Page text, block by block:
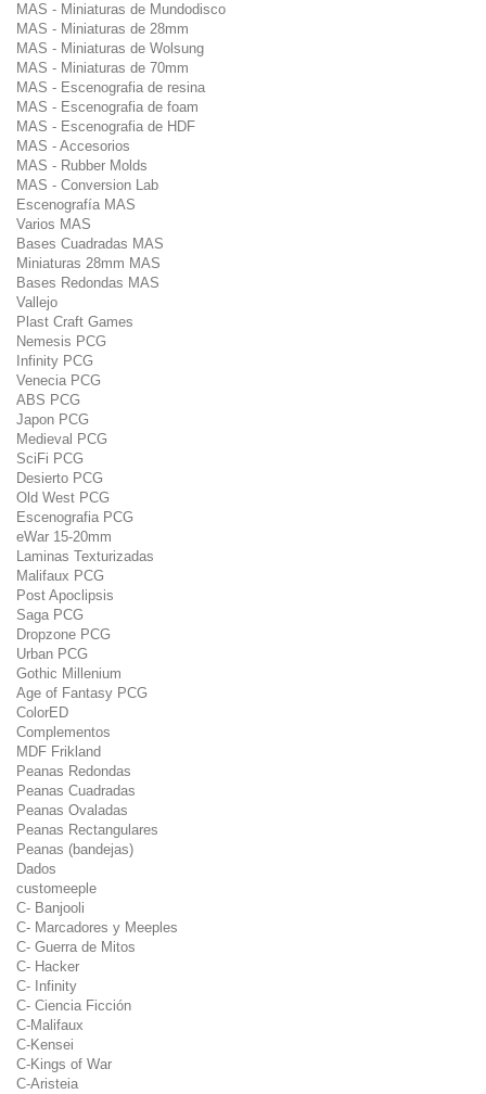
MAS - Miniaturas de Mundodisco
MAS - Miniaturas de 28mm
MAS - Miniaturas de Wolsung
MAS - Miniaturas de 70mm
MAS - Escenografia de resina
MAS - Escenografia de foam
MAS - Escenografia de HDF
MAS - Accesorios
MAS - Rubber Molds
MAS - Conversion Lab
Escenografía MAS
Varios MAS
Bases Cuadradas MAS
Miniaturas 28mm MAS
Bases Redondas MAS
Vallejo
Plast Craft Games
Nemesis PCG
Infinity PCG
Venecia PCG
ABS PCG
Japon PCG
Medieval PCG
SciFi PCG
Desierto PCG
Old West PCG
Escenografia PCG
eWar 15-20mm
Laminas Texturizadas
Malifaux PCG
Post Apoclipsis
Saga PCG
Dropzone PCG
Urban PCG
Gothic Millenium
Age of Fantasy PCG
ColorED
Complementos
MDF Frikland
Peanas Redondas
Peanas Cuadradas
Peanas Ovaladas
Peanas Rectangulares
Peanas (bandejas)
Dados
customeeple
C- Banjooli
C- Marcadores y Meeples
C- Guerra de Mitos
C- Hacker
C- Infinity
C- Ciencia Ficción
C-Malifaux
C-Kensei
C-Kings of War
C-Aristeia